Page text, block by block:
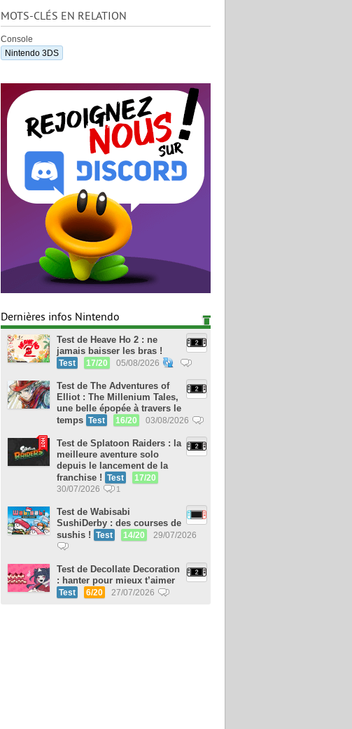
MOTS-CLÉS EN RELATION
Console
Nintendo 3DS
Dernières infos Nintendo
Test de Heave Ho 2 : ne
jamais baisser les bras !
Test 17/20 05/08/2026
Test de The Adventures of
Elliot : The Millenium Tales,
une belle épopée à travers le
temps Test 16/20 03/08/2026
Test de Splatoon Raiders : la
meilleure aventure solo
depuis le lancement de la
franchise !
Test
17/20
30/07/2026
1
Test de Wabisabi
SushiDerby : des courses de
sushis !
Test 14/20 29/07/2026
Test de Decollate Decoration
: hanter pour mieux t’aimer
Test 6/20 27/07/2026